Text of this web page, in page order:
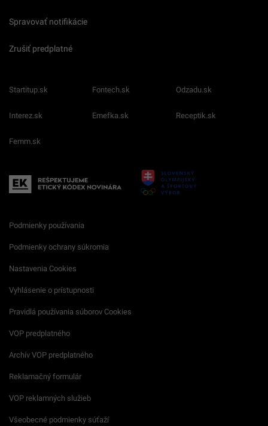
Spravovať notifikácie
Zrušiť predplatné
Startitup.sk Fontech.sk Odzadu.sk
Interez.sk Emefka.sk Receptik.sk
Femm.sk
Podmienky používania
Podmienky ochrany súkromia
Nastavenia Cookies
Vyhlásenie o prístupnosti
Pravidlá používania súborov Cookies
VOP predplatného
Archív VOP predplatného
Reklamačný formulár
VOP reklamných služieb
Všeobecné podmienky súťaží